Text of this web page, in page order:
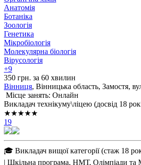
Анатомія
Ботаніка
Зоологія
Генетика
Мікробіологія
Молекулярна біологія
Вірусологія
+9
350 грн. за 60 хвилин
Вінниця, Вінницька область, Замостя,
Місце занять: Онлайн
Викладач технікуму\ліцею (досвід 18
★★★★★
19
🎓 Викладач вищої категорії (стаж 18
| Шкільна програма, НМТ, Олімпіади та